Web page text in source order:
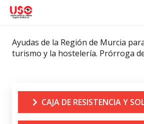
Ayudas de la Región de Murcia
turismo y la hostelería. Prórroga
CAJA DE RESISTENCIA Y